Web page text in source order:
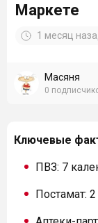
Маркете
1 месяц
Масяня
0
Ключевые
ПВЗ: 7
Постамат: 2